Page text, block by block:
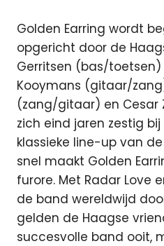
Golden Earring wordt
opgericht door de
Gerritsen (bas/toetsen)
Kooymans (gitaar/
(zang/gitaar) en Cesar
zich eind jaren zestig
klassieke line-up van
snel maakt Golden
furore. Met Radar Love
de band wereldwijd
gelden de Haagse
succesvolle band ooit,